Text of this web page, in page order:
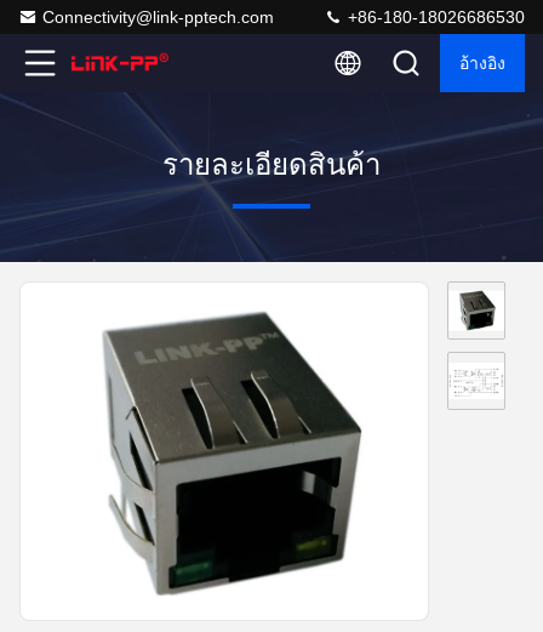
Connectivity@link-pptech.com +86-180-18026686530
อ้างอิง
รายละเอียดสินค้า